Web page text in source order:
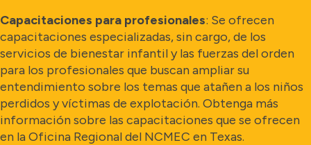
Capacitaciones para profesionales: Se ofrecen
capacitaciones especializadas, sin cargo, de los
servicios de bienestar infantil y las fuerzas del orden
para los profesionales que buscan ampliar su
entendimiento sobre los temas que atañen a los niños
perdidos y víctimas de explotación. Obtenga más
información sobre las capacitaciones que se ofrecen
en la Oficina Regional del NCMEC en Texas.